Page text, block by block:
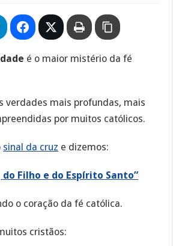
é o maior mistério da fé
verdades mais profundas, mais
por muitos católicos.
sinal da cruz e dizemos:
do Filho e do Espírito Santo”
o coração da fé católica.
cristãos: